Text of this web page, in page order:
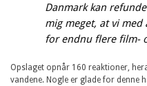
Danmark kan
mig meget, at vi
for endnu flere film-
Opslaget opnår 160 reaktioner,
vandene. Nogle er glade for denne